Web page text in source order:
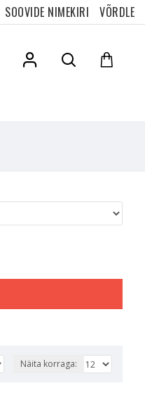
SOOVIDE NIMEKIRI VÕRDLE
Näita korraga: